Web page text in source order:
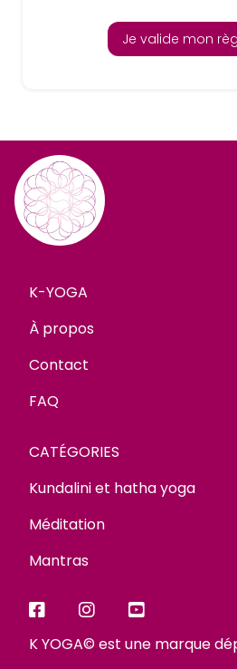
Je valide mon
K-YOGA
À propos
Contact
FAQ
CATÉGORIES
Kundalini et hatha yoga
Méditation
Mantras
K YOGA© est une marque